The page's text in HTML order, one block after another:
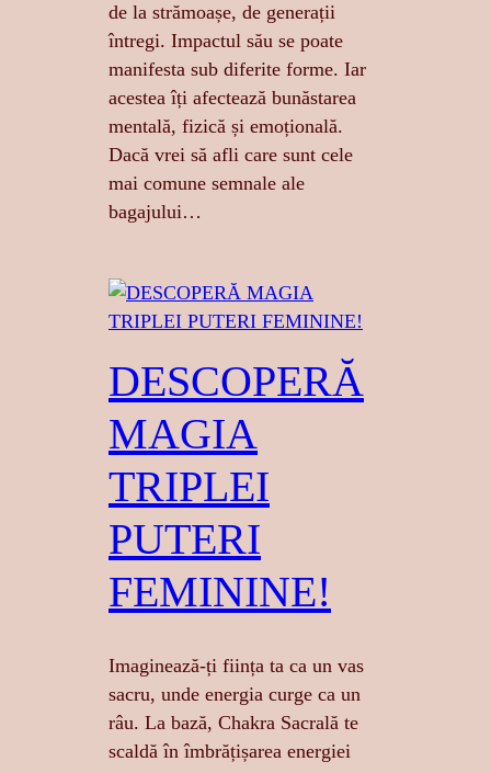
de la strămoașe, de generații
întregi. Impactul său se poate
manifesta sub diferite forme. Iar
acestea îți afectează bunăstarea
mentală, fizică și emoțională.
Dacă vrei să afli care sunt cele
mai comune semnale ale
bagajului…
DESCOPERĂ
MAGIA
TRIPLEI
PUTERI
FEMININE!
Imaginează-ți ființa ta ca un vas
sacru, unde energia curge ca un
râu. La bază, Chakra Sacrală te
scaldă în îmbrățișarea energiei